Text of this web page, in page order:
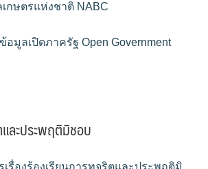
กษตรแห่งชาติ NABC
อมูลเปิดภาครัฐ Open Government
ละประพฤติมิชอบ
เรื่องร้องเรียนการทุจริตและประพฤติมิ